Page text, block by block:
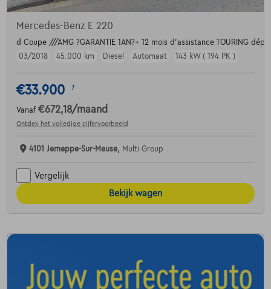
Mercedes-Benz E 220
d Coupe ///AMG ?GARANTIE 1AN?+ 12 mois d’assistance TOURING
03/2018
45.000 km Diesel Automaat 143 kW ( 194 PK )
€33.900 1
Vanaf €672,18/maand
Ontdek het volledige cijfervoorbeeld
4101 Jemeppe-Sur-Meuse, Multi Group
Vergelijk
Bekijk wagen